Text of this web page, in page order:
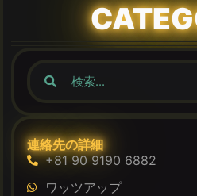
連絡先の詳細
+81 90 9190 6882
ワッツアップ